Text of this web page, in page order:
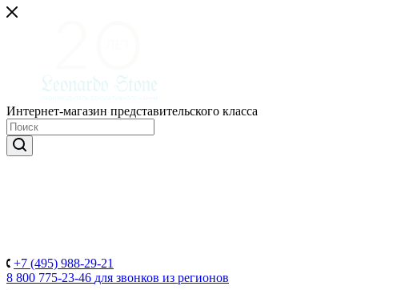
Интернет-магазин представительского класса
+7 (495) 988-29-21
8 800 775-23-46 для звонков из регионов